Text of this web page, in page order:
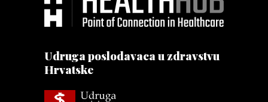
Udruga poslodavaca u zdravstvu
Hrvatske